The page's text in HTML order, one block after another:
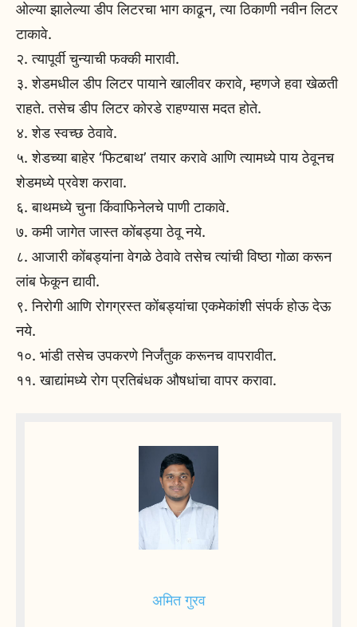
ओल्या झालेल्या डीप लिटरचा भाग काढून, त्या ठिकाणी नवीन लिटर
टाकावे.
२. त्यापूर्वी चुन्याची फक्की मारावी.
३. शेडमधील डीप लिटर पायाने खालीवर करावे, म्हणजे हवा खेळती
राहते. तसेच डीप लिटर कोरडे राहण्यास मदत होते.
४. शेड स्वच्छ ठेवावे.
५. शेडच्या बाहेर ‘फिटबाथ’ तयार करावे आणि त्यामध्ये पाय ठेवूनच
शेडमध्ये प्रवेश करावा.
६. बाथमध्ये चुना किंवाफिनेलचे पाणी टाकावे.
७. कमी जागेत जास्त कोंबड्या ठेवू नये.
८. आजारी कोंबड्यांना वेगळे ठेवावे तसेच त्यांची विष्ठा गोळा करून
लांब फेकून द्यावी.
९. निरोगी आणि रोगग्रस्त कोंबड्यांचा एकमेकांशी संपर्क होऊ देऊ
नये.
१०. भांडी तसेच उपकरणे निर्जंतुक करूनच वापरावीत.
११. खाद्यांमध्ये रोग प्रतिबंधक औषधांचा वापर करावा.
अमित गुरव